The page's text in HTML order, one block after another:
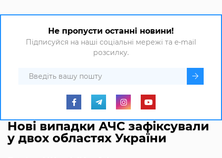
Не пропусти останні новини!
Підписуйся на наші соціальні мережі та e-mail
розсилку.
Нові випадки АЧС зафіксували
у двох областях України